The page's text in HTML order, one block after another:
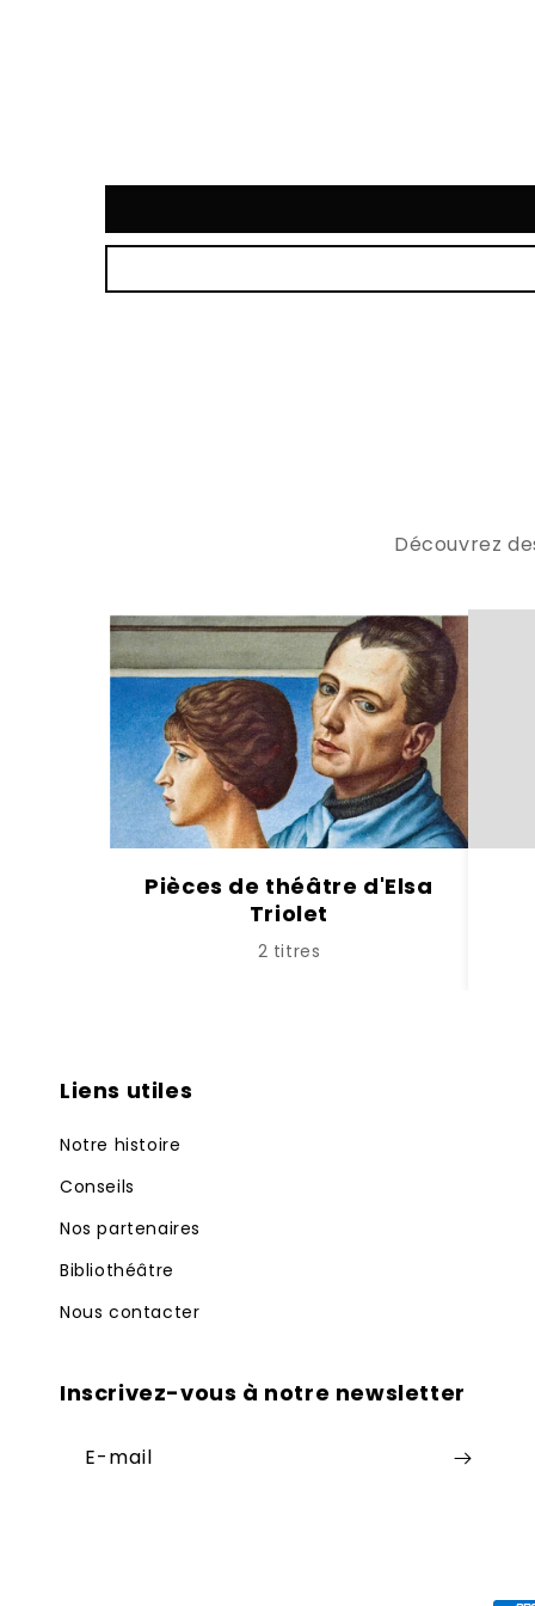
Découvrez
Pièces de théâtre d'Elsa
Triolet
2 titres
Liens utiles
Notre histoire
Conseils
Nos partenaires
Bibliothéâtre
Nous contacter
Inscrivez-vous à notre newsletter
E-mail